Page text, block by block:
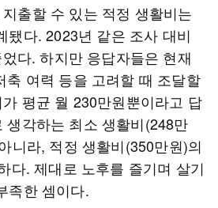
출할 수 있는 적정 생활비는
됐다. 2023년 같은 조사 대비
다. 하지만 응답자들은 현재
축 여력 등을 고려할 때 조달할
평균 월 230만원뿐이라고 답
생각하는 최소 생활비(248만
니라, 적정 생활비(350만원)의
다. 제대로 노후를 즐기며 살기
족한 셈이다.